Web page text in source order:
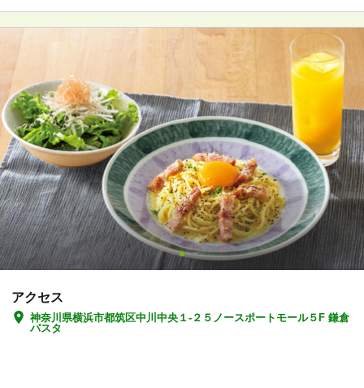
アクセス
神奈川県横浜市都筑区中川中央１-２５ノースポートモール５F 鎌倉
パスタ